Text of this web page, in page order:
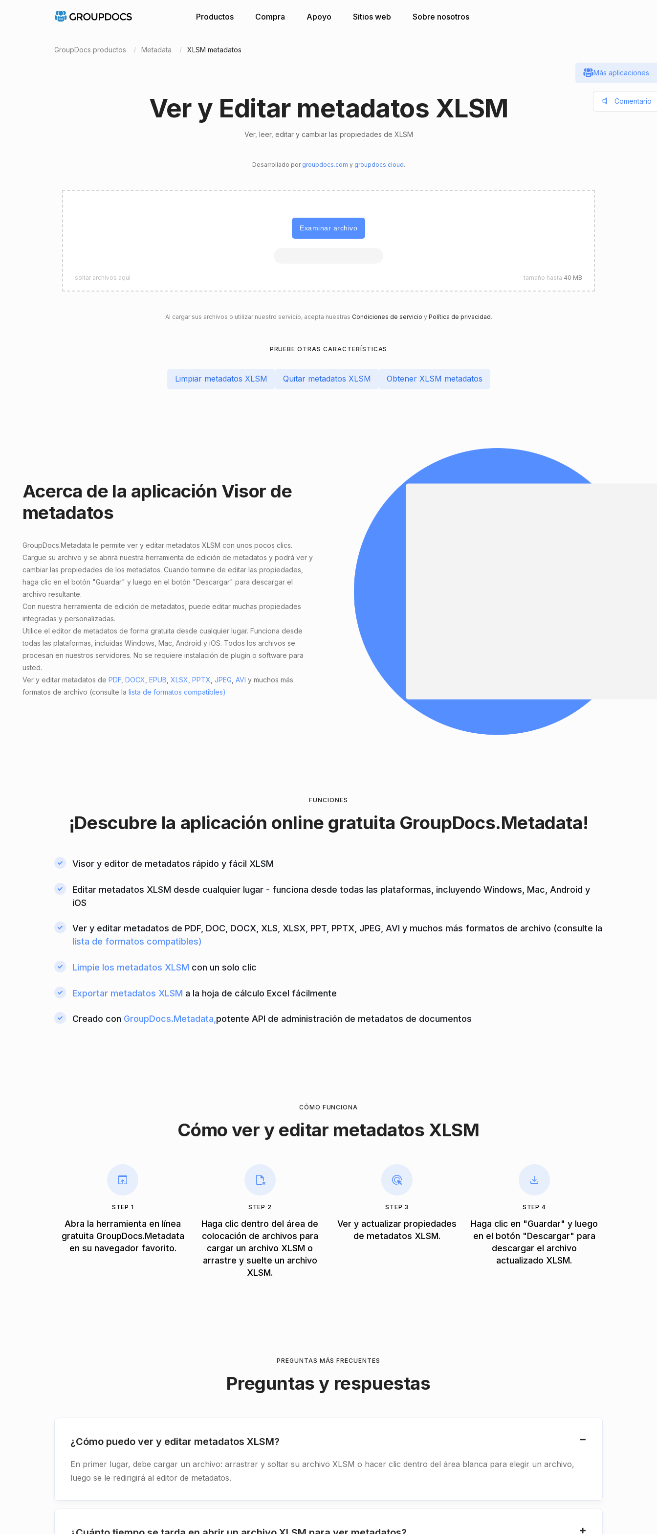
Productos Compra Apoyo Sitios web Sobre nosotros
GroupDocs productos Metadata XLSM metadatos
Ver y Editar metadatos XLSM
Ver, leer, editar y cambiar las propiedades de XLSM
Desarrollado por groupdocs.com y groupdocs.cloud.
Examinar archivo
soltar archivos aquí tamaño hasta 40 MB
Al cargar sus archivos o utilizar nuestro servicio, acepta nuestras Condiciones de servicio y Política de privacidad.
PRUEBE OTRAS CARACTERÍSTICAS
Limpiar metadatos XLSM Quitar metadatos XLSM Obtener XLSM metadatos
Acerca de la aplicación Visor de
metadatos
GroupDocs.Metadata le permite ver y editar metadatos XLSM con unos pocos clics.
Cargue su archivo y se abrirá nuestra herramienta de edición de metadatos y podrá ver y
cambiar las propiedades de los metadatos. Cuando termine de editar las propiedades,
haga clic en el botón "Guardar" y luego en el botón "Descargar" para descargar el
archivo resultante.
Con nuestra herramienta de edición de metadatos, puede editar muchas propiedades
integradas y personalizadas.
Utilice el editor de metadatos de forma gratuita desde cualquier lugar. Funciona desde
todas las plataformas, incluidas Windows, Mac, Android y iOS. Todos los archivos se
procesan en nuestros servidores. No se requiere instalación de plugin o software para
usted.
Ver y editar metadatos de PDF DOCX EPUB XLSX PPTX JPEG AVI y muchos más
formatos de archivo (consulte la lista de formatos compatibles)
FUNCIONES
¡Descubre la aplicación online gratuita GroupDocs.Metadata!
Visor y editor de metadatos rápido y fácil XLSM
Editar metadatos XLSM desde cualquier lugar - funciona desde todas las plataformas, incluyendo Windows, Mac, Android y
iOS
Ver y editar metadatos de PDF, DOC, DOCX, XLS, XLSX, PPT, PPTX, JPEG, AVI y muchos más formatos de archivo (consulte la
lista de formatos compatibles)
Limpie los metadatos XLSM con un solo clic
Exportar metadatos XLSM a la hoja de cálculo Excel fácilmente
Creado con GroupDocs.Metadata, potente API de administración de metadatos de documentos
CÓMO FUNCIONA
Cómo ver y editar metadatos XLSM
STEP 1
Abra la herramienta en línea
gratuita GroupDocs.Metadata
en su navegador favorito.
STEP 2
Haga clic dentro del área de
colocación de archivos para
cargar un archivo XLSM o
arrastre y suelte un archivo
XLSM.
STEP 3
Ver y actualizar propiedades
de metadatos XLSM.
STEP 4
Haga clic en "Guardar" y luego
en el botón "Descargar" para
descargar el archivo
actualizado XLSM.
PREGUNTAS MÁS FRECUENTES
Preguntas y respuestas
¿Cómo puedo ver y editar metadatos XLSM?
En primer lugar, debe cargar un archivo: arrastrar y soltar su archivo XLSM o hacer clic dentro del área blanca para elegir un archivo,
luego se le redirigirá al editor de metadatos.
Más aplicaciones
Comentario